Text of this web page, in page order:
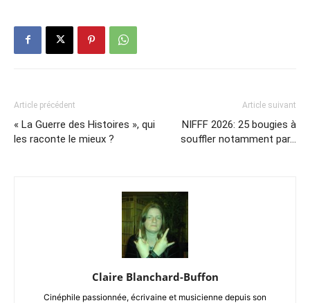
Article précédent
« La Guerre des Histoires », qui
les raconte le mieux ?
Article suivant
NIFFF 2026: 25 bougies à
souffler notamment par…
Claire Blanchard-Buffon
Cinéphile passionnée, écrivaine et musicienne depuis son